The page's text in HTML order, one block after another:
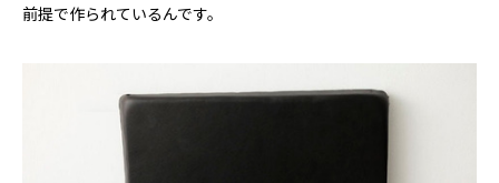
前提で作られているんです。